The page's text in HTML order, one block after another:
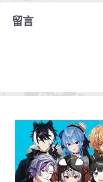
留言